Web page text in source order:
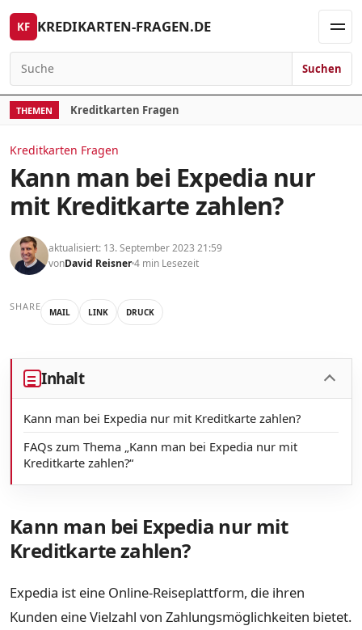
Skip to content
KF KREDIKARTEN-FRAGEN.DE
Search for:
Suchen
THEMEN Kreditkarten Fragen
Kreditkarten Fragen
Kann man bei Expedia nur
mit Kreditkarte zahlen?
aktualisiert: 13. September 2023 21:59
vonDavid Reisner4 min Lesezeit
SHARE MAIL LINK DRUCK
Inhalt
Kann man bei Expedia nur mit Kreditkarte zahlen?
FAQs zum Thema „Kann man bei Expedia nur mit
Kreditkarte zahlen?“
Kann man bei Expedia nur mit
Kreditkarte zahlen?
Expedia ist eine Online-Reiseplattform, die ihren
Kunden eine Vielzahl von Zahlungsmöglichkeiten bietet.